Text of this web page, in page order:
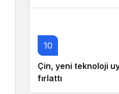
10
Çin, yeni teknoloji
fırlattı